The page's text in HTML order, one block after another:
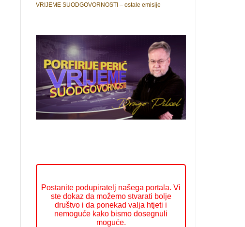
VRIJEME SUODGOVORNOSTI – ostale emisije
Postanite podupiratelj našega portala. Vi
ste dokaz da možemo stvarati bolje
društvo i da ponekad valja htjeti i
nemoguće kako bismo dosegnuli
moguće.